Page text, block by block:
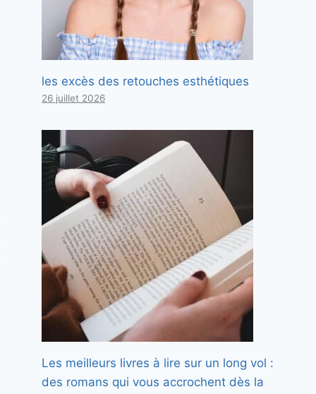
les excès des retouches esthétiques
26 juillet 2026
Les meilleurs livres à lire sur un long vol :
des romans qui vous accrochent dès la